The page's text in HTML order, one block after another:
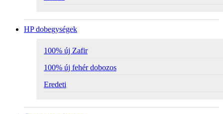
HP dobegységek
100% új Zafir
100% új fehér dobozos
Eredeti